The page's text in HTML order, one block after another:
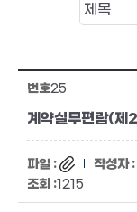
25
계약실무편람(제
1215